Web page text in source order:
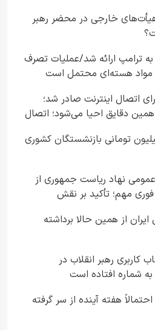
هیأت‌های خارجی در محضر رهبر
ترامپ ارائه شد/عملیات تصرف
هسته‌ای محتمل است
اتصال اینترنت صادر شد؛
همین دقایق احیا می‌شود؛ اتصال
ثبت‌نام وام ۷۵ میلیون تومانی بازنشستگان کشوری
عمومی نهاد ریاست جمهوری از
مهم؛ تأکید بر نقش
در ارتقای آگاهی عمومی
از همین حالا برداشته
رهبر انقلاب در
به شماره افتاده است​
احتمالاً هفته آینده از سر گرفته